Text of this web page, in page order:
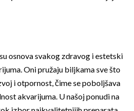
osnova svakog zdravog i estetski
Oni pružaju biljkama sve što
i otpornost, čime se poboljšava
akvarijuma. U našoj ponudi na